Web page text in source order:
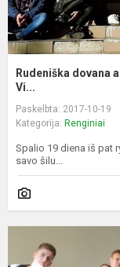
Rudeniška dovana
Vi...
Paskelbta: 2017-10-19
Kategorija: Renginiai
Spalio 19 diena iš pat
savo šilu...